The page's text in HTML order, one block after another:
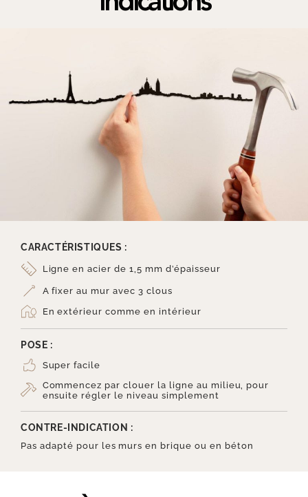
CARACTÉRISTIQUES :
Ligne en acier de 1,5 mm d’épaisseur
A fixer au mur avec 3 clous
En extérieur comme en intérieur
POSE :
Super facile
Commencez par clouer la ligne au milieu, pour
ensuite régler le niveau simplement
CONTRE-INDICATION :
Pas adapté pour les murs en brique ou en béton